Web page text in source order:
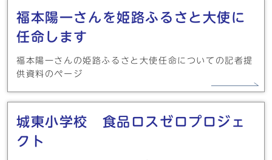
福本陽一さんを姫路ふるさと大使に
任命します
福本陽一さんの姫路ふるさと大使任命についての記者提
供資料のページ
城東小学校 食品ロスゼロプロジェ
クト